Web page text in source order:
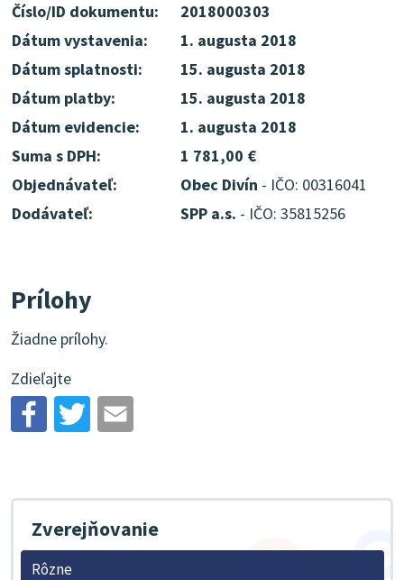
Číslo/ID dokumentu:
2018000303
Dátum vystavenia:
1. augusta 2018
Dátum splatnosti:
15. augusta 2018
Dátum platby:
15. augusta 2018
Dátum evidencie:
1. augusta 2018
Suma s DPH:
1 781,00 €
Objednávateľ:
Obec Divín - IČO: 00316041
Dodávateľ:
SPP a.s. - IČO: 35815256
Prílohy
Žiadne prílohy.
Zdieľajte
Zverejňovanie
Rôzne